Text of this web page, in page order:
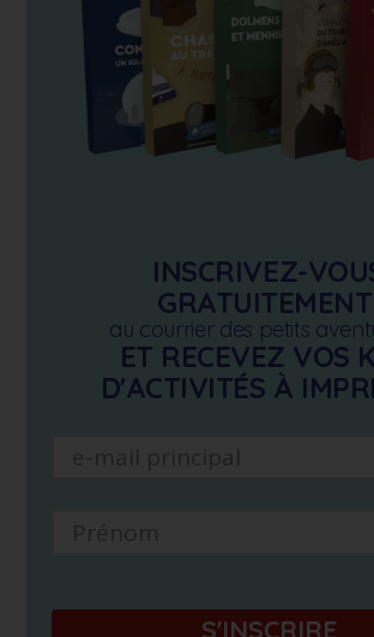
INSCRIVEZ-
GRATUITEMENT
au courrier des petits
ET RECEVEZ VOS
D'ACTIVITÉS À
S'INSCRIRE